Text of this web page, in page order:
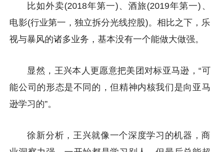
比如外卖(2018年第一)、酒旅(2019年第一)、
电影(行业第一，独立拆分光线控股)。相比之下，乐
视与暴风的诸多业务，基本没有一个能做大做强。
显然，王兴本人更愿意把美团对标亚马逊，“可
能公司的形态是不同的，但精神内核我们是向亚马
逊学习的”。
徐新分析，王兴就像一个深度学习的机器，商